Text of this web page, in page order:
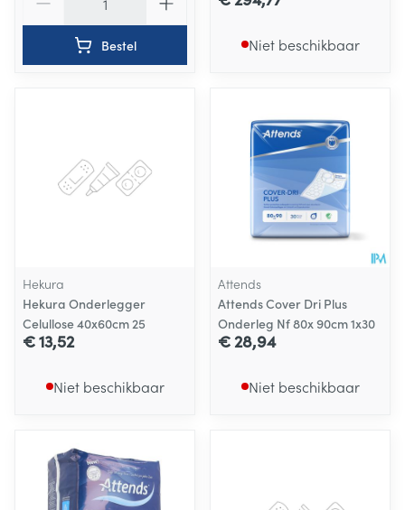
Bestel Niet beschikbaar
Hekura
Hekura Onderlegger
Celullose 40x60cm 25
€ 13,52
Niet beschikbaar
Attends
Attends Cover Dri Plus
Onderleg Nf 80x 90cm 1x30
€ 28,94
Niet beschikbaar